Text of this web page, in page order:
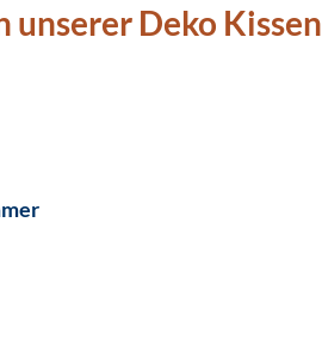
unserer Deko Kissen